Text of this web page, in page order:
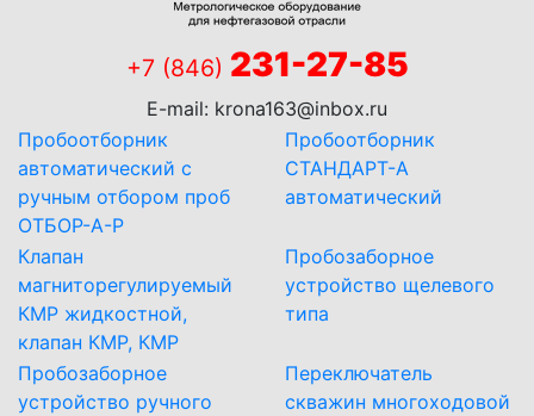
+7 (846) 231-27-85
E-mail: krona163@inbox.ru
Пробоотборник
автоматический с
ручным отбором проб
ОТБОР-А-Р
Пробоотборник
СТАНДАРТ-А
автоматический
Клапан
магниторегулируемый
КМР жидкостной,
клапан КМР, КМР
Пробозаборное
устройство щелевого
типа
Пробозаборное
устройство ручного
Переключатель
скважин многоходовой